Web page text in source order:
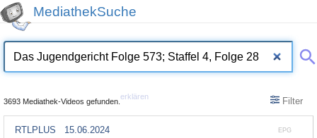
MediathekSuche
3693 Mediathek-Videos gefunden.
erklären Filter
EPG
RTLPLUS
15.06.2024